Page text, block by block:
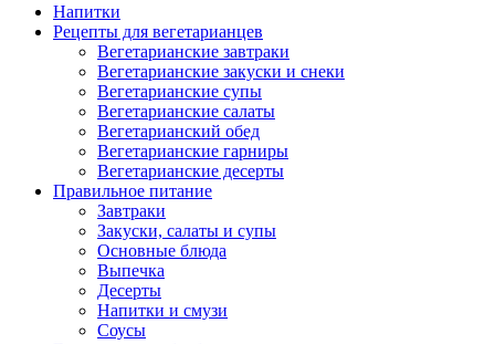
Напитки
Рецепты для вегетарианцев
Вегетарианские завтраки
Вегетарианские закуски и снеки
Вегетарианские супы
Вегетарианские салаты
Вегетарианский обед
Вегетарианские гарниры
Вегетарианские десерты
Правильное питание
Завтраки
Закуски, салаты и супы
Основные блюда
Выпечка
Десерты
Напитки и смузи
Соусы